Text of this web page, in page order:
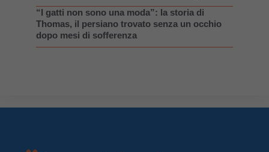
“I gatti non sono una moda”: la storia di
Thomas, il persiano trovato senza un occhio
dopo mesi di sofferenza